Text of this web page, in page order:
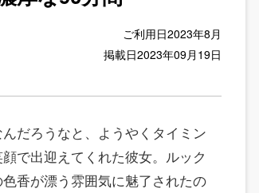
ご利用日2023年8月
掲載日2023年09月19日
だろうなと、ようやくタイミン
で出迎えてくれた彼女。ルック
香が漂う雰囲気に魅了されたの